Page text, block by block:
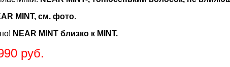
MINT, см. фото.
NEAR MINT близко к MINT.
руб.